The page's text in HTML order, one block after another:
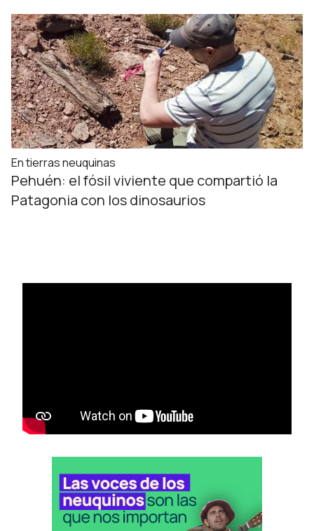
En tierras neuquinas
Pehuén: el fósil viviente que compartió la
Patagonia con los dinosaurios